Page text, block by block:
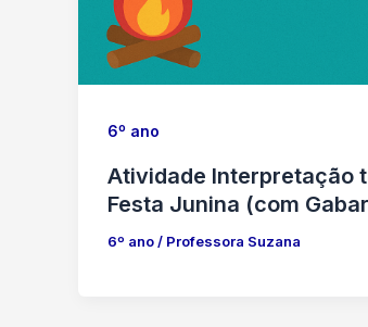
6º ano
Atividade Interpretação
Festa Junina (com
6º ano/ Professora Suzana